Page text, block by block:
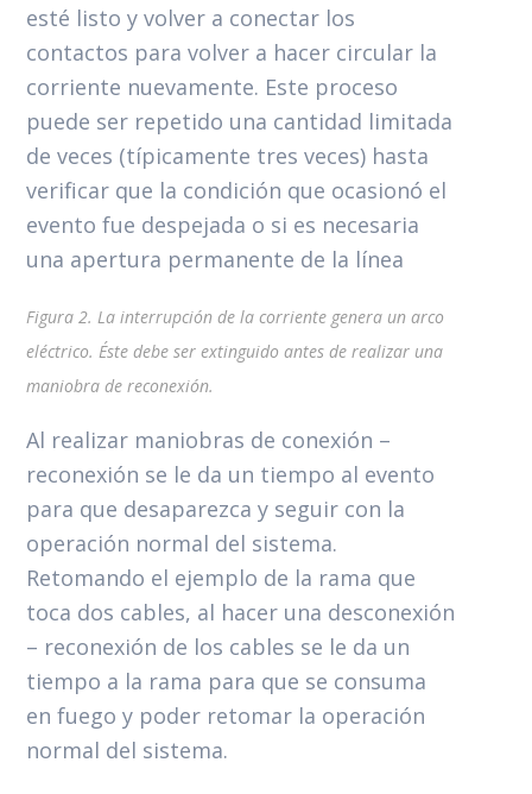
esté listo y volver a conectar los
contactos para volver a hacer circular la
corriente nuevamente. Este proceso
puede ser repetido una cantidad limitada
de veces (típicamente tres veces) hasta
verificar que la condición que ocasionó el
evento fue despejada o si es necesaria
una apertura permanente de la línea
Figura 2. La interrupción de la corriente genera un arco
eléctrico. Éste debe ser extinguido antes de realizar una
maniobra de reconexión.
Al realizar maniobras de conexión –
reconexión se le da un tiempo al evento
para que desaparezca y seguir con la
operación normal del sistema.
Retomando el ejemplo de la rama que
toca dos cables, al hacer una desconexión
– reconexión de los cables se le da un
tiempo a la rama para que se consuma
en fuego y poder retomar la operación
normal del sistema.